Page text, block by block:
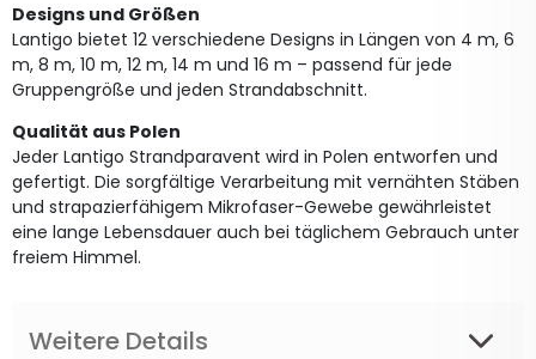
Designs und Größen
Lantigo bietet 12 verschiedene Designs in Längen von 4 m, 6
m, 8 m, 10 m, 12 m, 14 m und 16 m – passend für jede
Gruppengröße und jeden Strandabschnitt.
Qualität aus Polen
Jeder Lantigo Strandparavent wird in Polen entworfen und
gefertigt. Die sorgfältige Verarbeitung mit vernähten Stäben
und strapazierfähigem Mikrofaser-Gewebe gewährleistet
eine lange Lebensdauer auch bei täglichem Gebrauch unter
freiem Himmel.
Weitere Details